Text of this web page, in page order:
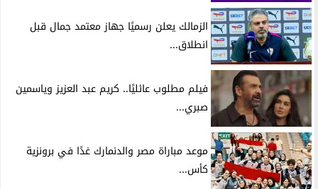
الزمالك يعلن رسميًا جهاز معتمد جمال قبل
انطلاق...
فيلم مطلوب عائليًا.. كريم عبد العزيز وياسمين
صبري...
موعد مباراة مصر والدنمارك غدًا في برونزية
كأس...